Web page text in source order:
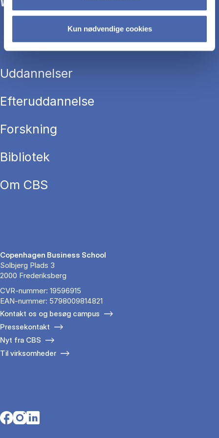
Kun nødvendige cookies
Uddannelser
Efteruddannelse
Forskning
Bibliotek
Om CBS
Copenhagen Business School
Solbjerg Plads 3
2000 Frederiksberg
CVR-nummer: 19596915
EAN-nummer: 5798009814821
Kontakt os og besøg campus
Pressekontakt
Nyt fra CBS
Til virksomheder
Opens in a new tab
Opens in a new tab
Opens in a new tab